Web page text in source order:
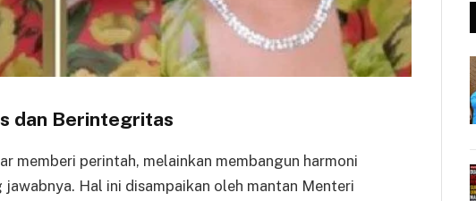
dan Berintegritas
memberi perintah, melainkan membangun harmoni
Hal ini disampaikan oleh mantan Menteri